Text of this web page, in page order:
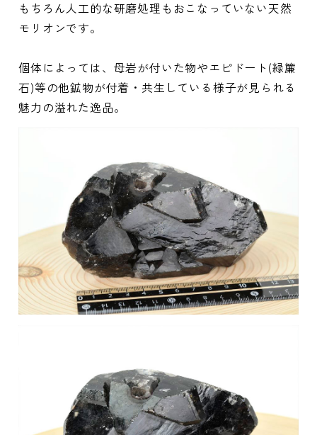
もちろん人工的な研磨処理もおこなっていない天然
モリオンです。
個体によっては、母岩が付いた物やエピドート(緑簾
石)等の他鉱物が付着・共生している様子が見られる
魅力の溢れた逸品。